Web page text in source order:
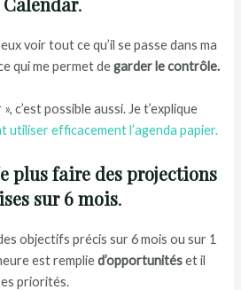
voir tout ce qu’il se passe dans ma
qui me permet degarder le contrôle.
c’est possible aussi. Je t’explique
utiliser efficacement l’agenda papier.
plus faire des projections
sur 6 mois.
objectifs précis sur 6 mois ou sur 1
est remplied’opportunitéset il
priorités.